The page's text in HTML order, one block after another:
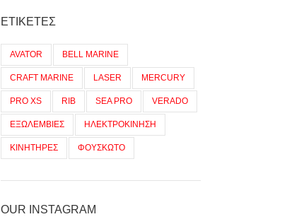
ΕΤΙΚΈΤΕΣ
AVATOR BELL MARINE
CRAFT MARINE LASER MERCURY
PRO XS RIB SEA PRO VERADO
ΕΞΩΛΕΜΒΙΕΣ ΗΛΕΚΤΡΟΚΙΝΗΣΗ
ΚΙΝΗΤΗΡΕΣ ΦΟΥΣΚΩΤΟ
OUR INSTAGRAM